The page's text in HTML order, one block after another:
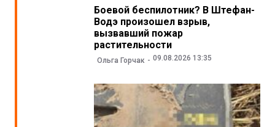
Боевой беспилотник? В Штефан-
Водэ произошел взрыв,
вызвавший пожар
растительности
Ольга Горчак 09.08.2026 13:35